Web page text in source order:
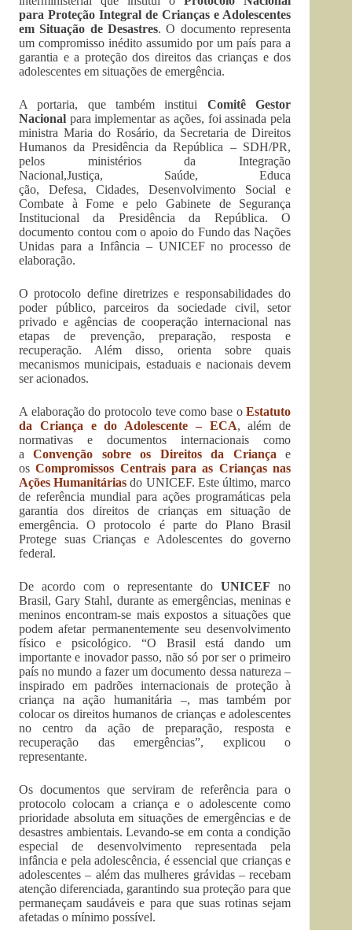
para Proteção Integral de Crianças e Adolescentes
em Situação de Desastres. O documento representa
um compromisso inédito assumido por um país para a
garantia e a proteção dos direitos das crianças e dos
adolescentes em situações de emergência.
A portaria, que também institui Comitê Gestor
Nacional para implementar as ações, foi assinada pela
ministra Maria do Rosário, da Secretaria de Direitos
Humanos da Presidência da República – SDH/PR,
pelos ministérios da Integração
Nacional,Justiça, Saúde, Educa
ção, Defesa, Cidades, Desenvolvimento Social e
Combate à Fome e pelo Gabinete de Segurança
Institucional da Presidência da República. O
documento contou com o apoio do Fundo das Nações
Unidas para a Infância – UNICEF no processo de
elaboração.
O protocolo define diretrizes e responsabilidades do
poder público, parceiros da sociedade civil, setor
privado e agências de cooperação internacional nas
etapas de prevenção, preparação, resposta e
recuperação. Além disso, orienta sobre quais
mecanismos municipais, estaduais e nacionais devem
ser acionados.
A elaboração do protocolo teve como base oEstatuto
da Criança e do Adolescente ­– ECA, além de
normativas e documentos internacionais como
aConvenção sobre os Direitos da Criança e
osCompromissos Centrais para as Crianças nas
Ações Humanitárias do UNICEF. Este último, marco
de referência mundial para ações programáticas pela
garantia dos direitos de crianças em situação de
emergência. O protocolo é parte do Plano Brasil
Protege suas Crianças e Adolescentes do governo
federal.
De acordo com o representante doUNICEF no
Brasil, Gary Stahl, durante as emergências, meninas e
meninos encontram-se mais expostos a situações que
podem afetar permanentemente seu desenvolvimento
físico e psicológico. “O Brasil está dando um
importante e inovador passo, não só por ser o primeiro
país no mundo a fazer um documento dessa natureza –
inspirado em padrões internacionais de proteção à
criança na ação humanitária –, mas também por
colocar os direitos humanos de crianças e adolescentes
no centro da ação de preparação, resposta e
recuperação das emergências”, explicou o
representante.
Os documentos que serviram de referência para o
protocolo colocam a criança e o adolescente como
prioridade absoluta em situações de emergências e de
desastres ambientais. Levando-se em conta a condição
especial de desenvolvimento representada pela
infância e pela adolescência, é essencial que crianças e
adolescentes – além das mulheres grávidas – recebam
atenção diferenciada, garantindo sua proteção para que
permaneçam saudáveis e para que suas rotinas sejam
afetadas o mínimo possível.